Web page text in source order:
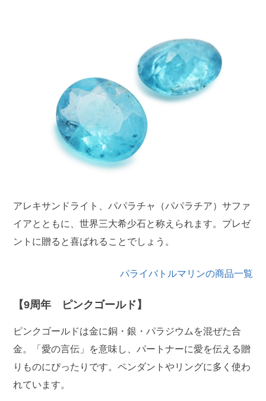
アレキサンドライト、パパラチャ（パパラチア）サファ
イアとともに、世界三大希少石と称えられます。プレゼ
ントに贈ると喜ばれることでしょう。
パライバトルマリンの商品一覧
【9周年 ピンクゴールド】
ピンクゴールドは金に銅・銀・パラジウムを混ぜた合
金。「愛の言伝」を意味し、パートナーに愛を伝える贈
りものにぴったりです。ペンダントやリングに多く使わ
れています。